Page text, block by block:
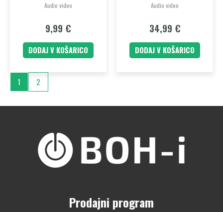
Audio video
9,99 €
DODAJ V KOŠARICO
Audio video
34,99 €
DODAJ V KOŠARICO
1 2
Prodajni program